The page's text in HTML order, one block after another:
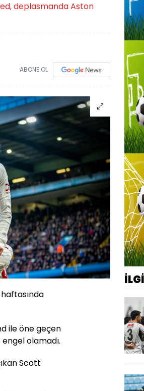
deplasmanda Aston
ABONE OL
ile öne geçen
olamadı.
Scott